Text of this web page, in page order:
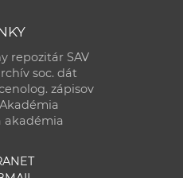
repozitár SAV
soc. dát
zápisov
akadémia